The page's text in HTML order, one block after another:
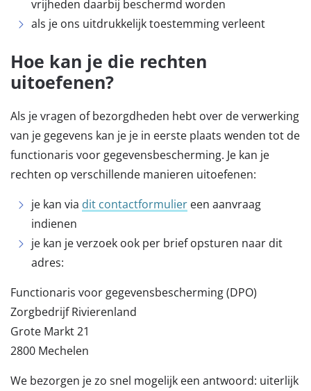
vrijheden daarbij beschermd worden
als je ons uitdrukkelijk toestemming verleent
Hoe kan je die rechten
uitoefenen?
Als je vragen of bezorgdheden hebt over de verwerking
van je gegevens kan je je in eerste plaats wenden tot de
functionaris voor gegevensbescherming. Je kan je
rechten op verschillende manieren uitoefenen:
je kan via dit contactformulier een aanvraag
indienen
je kan je verzoek ook per brief opsturen naar dit
adres:
Functionaris voor gegevensbescherming (DPO)
Zorgbedrijf Rivierenland
Grote Markt 21
2800 Mechelen
We bezorgen je zo snel mogelijk een antwoord: uiterlijk